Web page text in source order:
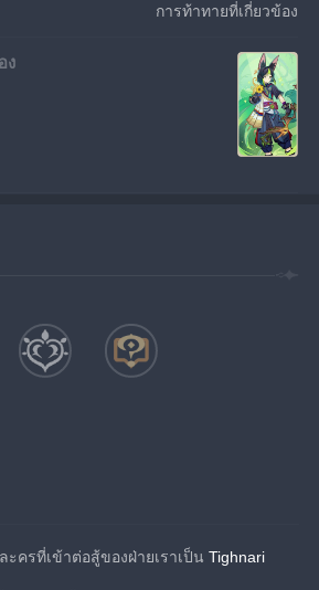
การท้าทายที่เกี่ยวข้อง
ง
ะครที่เข้าต่อสู้ของฝ่ายเราเป็น Tighnari